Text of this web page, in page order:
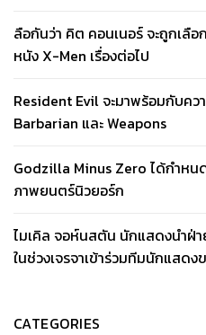
ลือกันว่า คิต คอนเนอร์ จะถูกเลื
หนัง X-Men เรื่องต่อไป
Resident Evil จะมาพร้อมกับคว
Barbarian และ Weapons
Godzilla Minus Zero ได้กำห
ภาพยนตร์นิวยอร์ก
ไมเคิล จอห์นสตัน นักแสดงนำฝ่
ในช่วงเจรจาเข้าร่วมทีมนักแสด
CATEGORIES